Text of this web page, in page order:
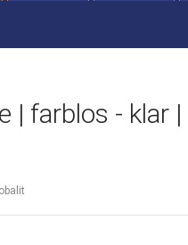
| farblos - klar